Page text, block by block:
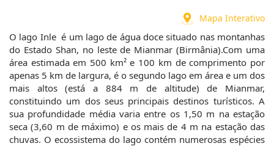
Mapa Interativo
O lago Inle  é um lago de água doce situado nas montanhas
do Estado Shan, no leste de Mianmar (Birmânia).Com uma
área estimada em 500 km² e 100 km de comprimento por
apenas 5 km de largura, é o segundo lago em área e um dos
mais altos (está a 884 m de altitude) de Mianmar,
constituindo um dos seus principais destinos turísticos. A
sua profundidade média varia entre os 1,50 m na estação
seca (3,60 m de máximo) e os mais de 4 m na estação das
chuvas. O ecossistema do lago contém numerosas espécies